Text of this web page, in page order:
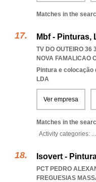
Matches in the
Mbf - Pinturas,
TV DO OUTEIRO 36
NOVA FAMALICAO
Pintura e colocação
LDA
Ver empresa
Matches in the
Activity categories: ...
Isovert -
PCT PEDRO
FREGUESIAS